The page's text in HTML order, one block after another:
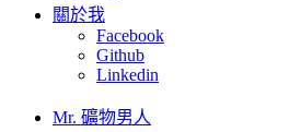
關於我
Facebook
Github
Linkedin
Mr. 礦物男人